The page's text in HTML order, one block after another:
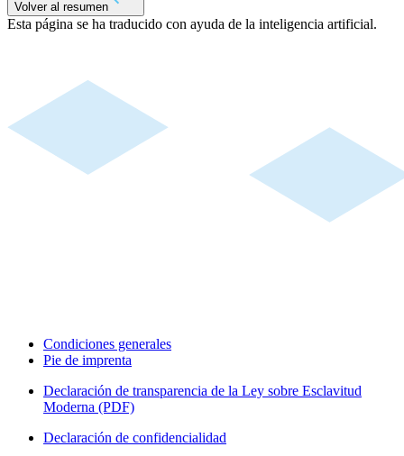
Volver al resumen
Esta página se ha traducido con ayuda de la inteligencia artificial.
Condiciones generales
Pie de imprenta
Declaración de transparencia de la Ley sobre Esclavitud
Moderna (PDF)
Declaración de confidencialidad